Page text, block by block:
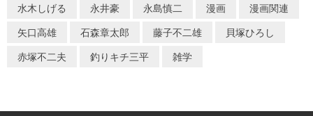
水木しげる
永井豪 永島慎二 漫画
漫画関連
矢口高雄
石森章太郎 藤子不二雄
貝塚ひろし
赤塚不二夫
釣りキチ三平 雑学